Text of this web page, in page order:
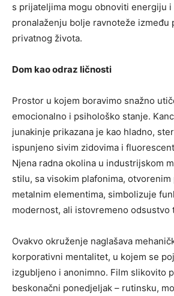
s prijateljima mogu obnoviti energiju i
pronalaženju bolje ravnoteže između
privatnog života.
Dom kao odraz ličnosti
Prostor u kojem boravimo snažno
emocionalno i psihološko stanje.
junakinje prikazana je kao hladno,
ispunjeno sivim zidovima i
Njena radna okolina u industrijskom
stilu, sa visokim plafonima,
metalnim elementima, simbolizuje
modernost, ali istovremeno odsustvo
Ovakvo okruženje naglašava
korporativni mentalitet, u kojem se
izgubljeno i anonimno. Film slikovito
beskonačni ponedjeljak – rutinsku,